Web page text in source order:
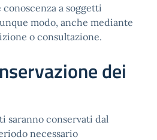
a soggetti
modo, anche mediante
o consultazione.
dei
saranno conservati dal
necessario